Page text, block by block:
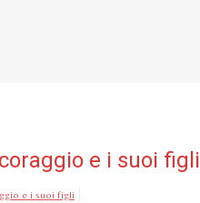
e i suoi figli
e i suoi figli